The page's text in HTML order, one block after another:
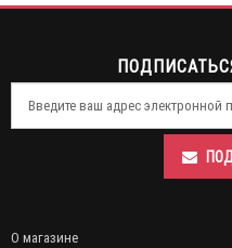
О магазине